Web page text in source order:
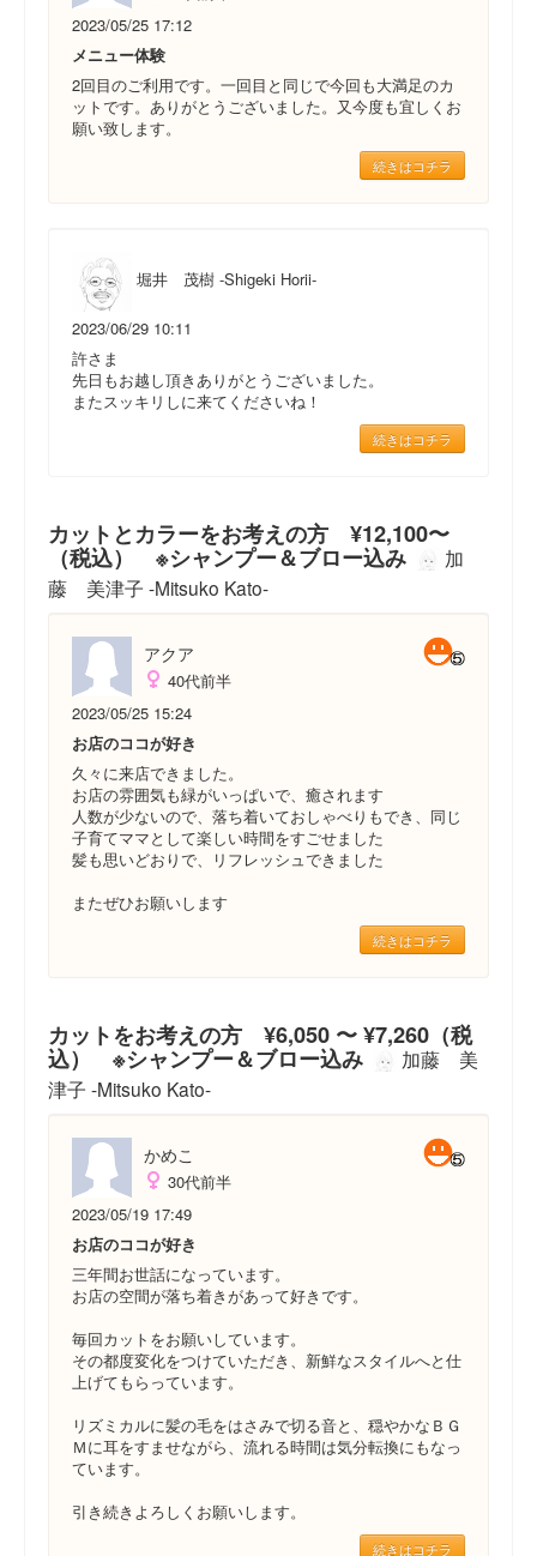
2023/05/25 17:12
メニュー体験
2回目のご利用です。一回目と同じで今回も大満足のカ
ットです。ありがとうございました。又今度も宜しくお
願い致します。
続きはコチラ
堀井 茂樹 -Shigeki Horii-
2023/06/29 10:11
許さま
先日もお越し頂きありがとうございました。
またスッキリしに来てくださいね！
続きはコチラ
カットとカラーをお考えの方 ¥12,100〜
（税込） ※シャンプー＆ブロー込み
加
藤 美津子 -Mitsuko Kato-
アクア
40代前半
2023/05/25 15:24
お店のココが好き
久々に来店できました。
お店の雰囲気も緑がいっぱいで、癒されます
人数が少ないので、落ち着いておしゃべりもでき、同じ
子育てママとして楽しい時間をすごせました
髪も思いどおりで、リフレッシュできました
またぜひお願いします
続きはコチラ
カットをお考えの方 ¥6,050 〜 ¥7,260（税
込） ※シャンプー＆ブロー込み
加藤 美
津子 -Mitsuko Kato-
かめこ
30代前半
2023/05/19 17:49
お店のココが好き
三年間お世話になっています。
お店の空間が落ち着きがあって好きです。
毎回カットをお願いしています。
その都度変化をつけていただき、新鮮なスタイルへと仕
上げてもらっています。
リズミカルに髪の毛をはさみで切る音と、穏やかなＢＧ
Ｍに耳をすませながら、流れる時間は気分転換にもなっ
ています。
引き続きよろしくお願いします。
続きはコチラ